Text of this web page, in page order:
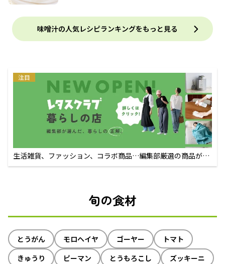
味噌汁の人気レシピランキングをもっと見る
注目
生活雑貨、ファッション、コラボ商品…編集部厳選の商品が買
えるECサイト
旬の食材
とうがん モロヘイヤ ゴーヤー
トマト
きゅうり
ピーマン とうもろこし ズッキーニ